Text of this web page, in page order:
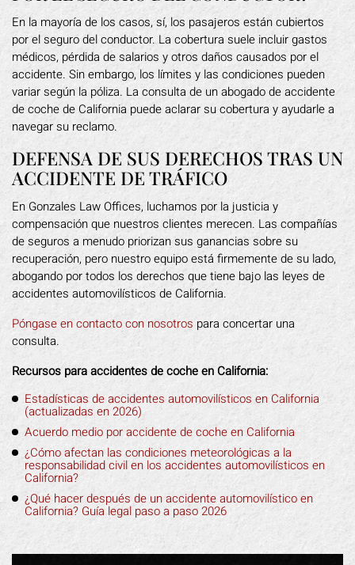
En la mayoría de los casos, sí, los pasajeros están cubiertos
por el seguro del conductor. La cobertura suele incluir gastos
médicos, pérdida de salarios y otros daños causados por el
accidente. Sin embargo, los límites y las condiciones pueden
variar según la póliza. La consulta de un abogado de accidente
de coche de California puede aclarar su cobertura y ayudarle a
navegar su reclamo.
DEFENSA DE SUS DERECHOS TRAS UN
ACCIDENTE DE TRÁFICO
En Gonzales Law Offices, luchamos por la justicia y
compensación que nuestros clientes merecen. Las compañías
de seguros a menudo priorizan sus ganancias sobre su
recuperación, pero nuestro equipo está firmemente de su lado,
abogando por todos los derechos que tiene bajo las leyes de
accidentes automovilísticos de California.
Póngase en contacto con nosotros para concertar una
consulta.
Recursos para accidentes de coche en California:
Estadísticas de accidentes automovilísticos en California
(actualizadas en 2026)
Acuerdo medio por accidente de coche en California
¿Cómo afectan las condiciones meteorológicas a la
responsabilidad civil en los accidentes automovilísticos en
California?
¿Qué hacer después de un accidente automovilístico en
California? Guía legal paso a paso 2026